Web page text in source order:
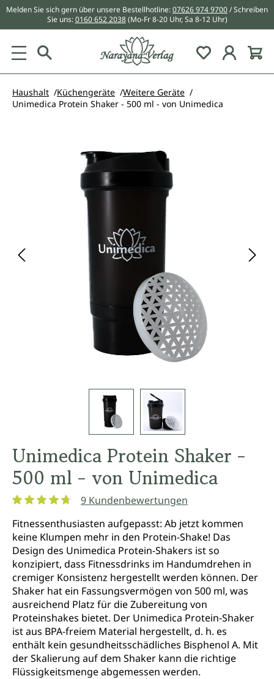
springen
Melden Sie sich gern über unsere Bestellhotline:07626 974 9700/ Schreiben
Sie uns:0160 652 2038 (Mo-Fr 8-20 Uhr, Sa 8-12 Uhr)
Du hast 0
Haushalt Küchengeräte
Weitere Geräte
Unimedica Protein Shaker - 500 ml - von Unimedica
Unimedica Protein Shaker -
500 ml - von Unimedica
9 Kundenbewertungen
Fitnessenthusiasten aufgepasst: Ab jetzt kommen
keine Klumpen mehr in den Protein-Shake! Das
Design des Unimedica Protein-Shakers ist so
konzipiert, dass Fitnessdrinks im Handumdrehen in
cremiger Konsistenz hergestellt werden können. Der
Shaker hat ein Fassungsvermögen von 500 ml, was
ausreichend Platz für die Zubereitung von
Proteinshakes bietet. Der Unimedica Protein-Shaker
ist aus BPA-freiem Material hergestellt, d. h. es
enthält kein gesundheitsschädliches Bisphenol A. Mit
der Skalierung auf dem Shaker kann die richtige
Flüssigkeitsmenge abgemessen werden.